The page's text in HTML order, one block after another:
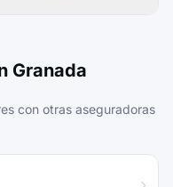
Granada
con otras aseguradoras